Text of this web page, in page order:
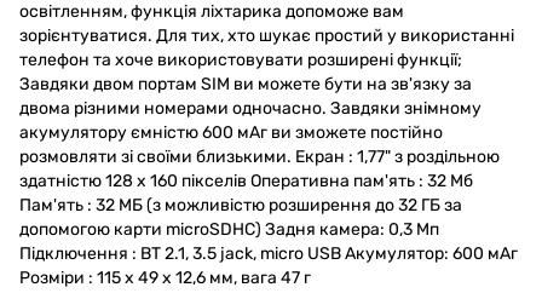
освітленням, функція ліхтарика допоможе вам
зорієнтуватися. Для тих, хто шукає простий у використанні
телефон та хоче використовувати розширені функції;
Завдяки двом портам SIM ви можете бути на зв'язку за
двома різними номерами одночасно. Завдяки знімному
акумулятору ємністю 600 мАг ви зможете постійно
розмовляти зі своїми близькими. Екран : 1,77" з роздільною
здатністю 128 x 160 пікселів Оперативна пам'ять : 32 Мб
Пам'ять : 32 МБ (з можливістю розширення до 32 ГБ за
допомогою карти microSDHC) Задня камера: 0,3 Мп
Підключення : BT 2.1, 3.5 jack, micro USB Акумулятор: 600 мАг
Розміри : 115 x 49 x 12,6 мм, вага 47 г